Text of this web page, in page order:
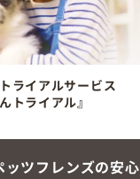
ライアルサービス
トライアル』
ッツフレンズの安心